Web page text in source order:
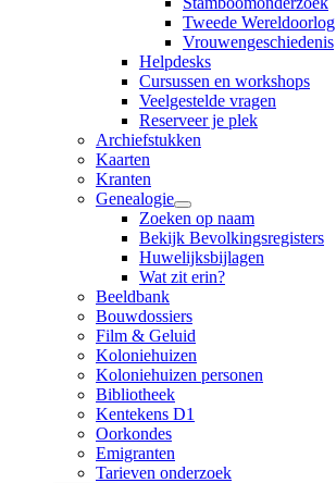
Tweede Wereldoorlog
Vrouwengeschiedenis
Helpdesks
Cursussen en workshops
Veelgestelde vragen
Reserveer je plek
Archiefstukken
Kaarten
Kranten
Genealogie
Zoeken op naam
Bekijk Bevolkingsregisters
Huwelijksbijlagen
Wat zit erin?
Beeldbank
Bouwdossiers
Film & Geluid
Koloniehuizen
Koloniehuizen personen
Bibliotheek
Kentekens D1
Oorkondes
Emigranten
Tarieven onderzoek